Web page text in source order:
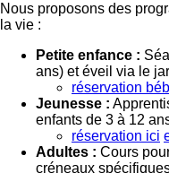
Nous proposons des
la vie :
Petite enfance :
ans) et éveil via le
réservation
Jeunesse :
enfants de 3 à 12
réservation ici
Adultes : Cours
créneaux